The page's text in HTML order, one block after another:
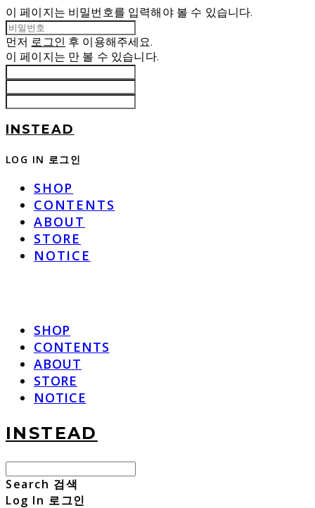
이 페이지는 비밀번호를 입력해야 볼 수 있습니다.
먼저 로그인 후 이용해주세요.
이 페이지는 만 볼 수 있습니다.
INSTEAD
LOG IN 로그인
SHOP
CONTENTS
ABOUT
STORE
NOTICE
SHOP
CONTENTS
ABOUT
STORE
NOTICE
INSTEAD
Search 검색
Log In 로그인